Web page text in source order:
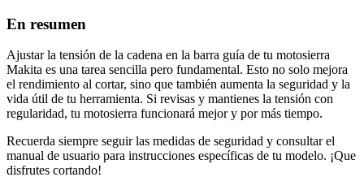
En resumen
Ajustar la tensión de la cadena en la barra guía de tu motosierra
Makita es una tarea sencilla pero fundamental. Esto no solo mejora
el rendimiento al cortar, sino que también aumenta la seguridad y la
vida útil de tu herramienta. Si revisas y mantienes la tensión con
regularidad, tu motosierra funcionará mejor y por más tiempo.
Recuerda siempre seguir las medidas de seguridad y consultar el
manual de usuario para instrucciones específicas de tu modelo. ¡Que
disfrutes cortando!